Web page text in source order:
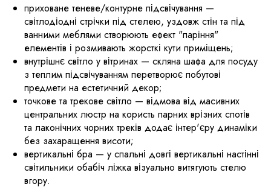
приховане теневе/контурне підсвічування —
світлодіодні стрічки під стелею, уздовж стін та під
ванними меблями створюють ефект "паріння"
елементів і розмивають жорсткі кути приміщень;
​внутрішнє світло у вітринах — скляна шафа для посуду
з теплим підсвічуванням перетворює побутові
предмети на естетичний декор;
точкове та трекове світло — відмова від масивних
центральних люстр на користь парних врізних спотів
та лаконічних чорних треків додає інтер'єру динаміки
без захаращення висоти;
вертикальні бра — у спальні довгі вертикальні настінні
світильники обабіч ліжка візуально витягують стелю
вгору.